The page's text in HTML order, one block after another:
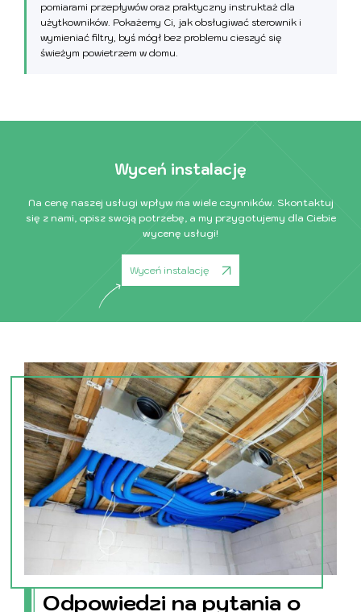
pomiarami przepływów oraz praktyczny instruktaż dla
użytkowników. Pokażemy Ci, jak obsługiwać sterownik i
wymieniać filtry, byś mógł bez problemu cieszyć się
świeżym powietrzem w domu.
Wyceń instalację
Na cenę naszej usługi wpływ ma wiele czynników. Skontaktuj
się z nami, opisz swoją potrzebę, a my przygotujemy dla Ciebie
wycenę usługi!
Wyceń instalację
Odpowiedzi na pytania o